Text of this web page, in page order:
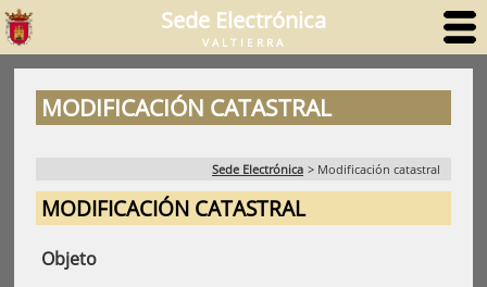
Sede Electrónica
VALTIERRA
MODIFICACIÓN CATASTRAL
Sede Electrónica > Modificación catastral
MODIFICACIÓN CATASTRAL
Objeto